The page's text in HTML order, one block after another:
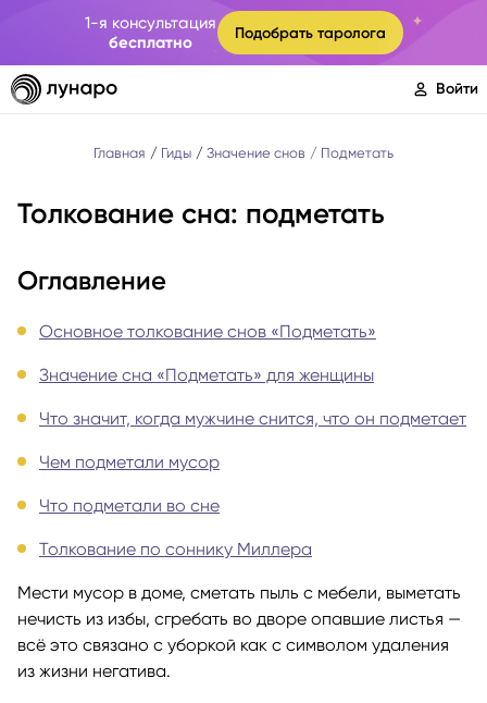
1-я консультация
бесплатно
Подобрать таролога
Войти
Главная Гиды Значение снов Подметать
Толкование сна: подметать
Оглавление
Основное толкование снов «Подметать»
Значение сна «Подметать» для женщины
Что значит, когда мужчине снится, что он подметает
Чем подметали мусор
Что подметали во сне
Толкование по соннику Миллера
Мести мусор в доме, сметать пыль с мебели, выметать
нечисть из избы, сгребать во дворе опавшие листья —
всё это связано с уборкой как с символом удаления
из жизни негатива.